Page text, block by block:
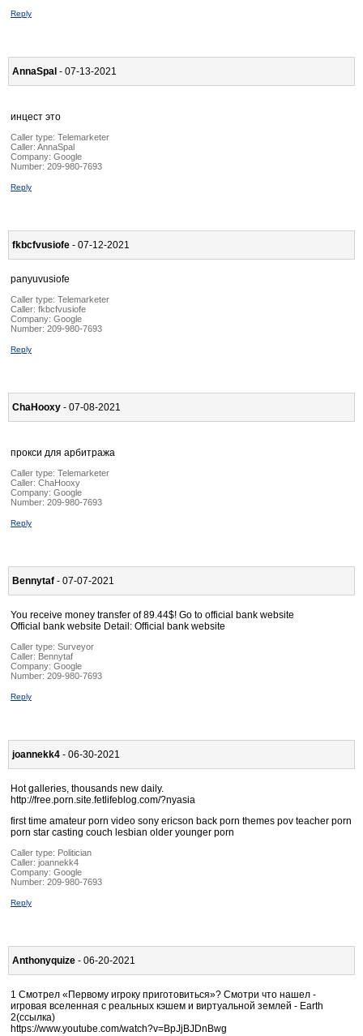
Reply
AnnaSpal - 07-13-2021
инцест это
Caller type: Telemarketer
Caller: AnnaSpal
Company: Google
Number: 209-980-7693
Reply
fkbcfvusiofe - 07-12-2021
panyuvusiofe
Caller type: Telemarketer
Caller: fkbcfvusiofe
Company: Google
Number: 209-980-7693
Reply
ChaHooxy - 07-08-2021
прокси для арбитража
Caller type: Telemarketer
Caller: ChaHooxy
Company: Google
Number: 209-980-7693
Reply
Bennytaf - 07-07-2021
You receive money transfer of 89.44$! Go to official bank website
Official bank website Detail: Official bank website
Caller type: Surveyor
Caller: Bennytaf
Company: Google
Number: 209-980-7693
Reply
joannekk4 - 06-30-2021
Hot galleries, thousands new daily.
http://free.porn.site.fetlifeblog.com/?nyasia
first time amateur porn video sony ericson back porn themes pov teacher porn
porn star casting couch lesbian older younger porn
Caller type: Politician
Caller: joannekk4
Company: Google
Number: 209-980-7693
Reply
Anthonyquize - 06-20-2021
1 Смотрел «Первому игроку приготовиться»? Смотри что нашел -
игровая вселенная с реальных кэшем и виртуальной землей - Earth
2(ссылка)
https://www.youtube.com/watch?v=BpJjBJDnBwg